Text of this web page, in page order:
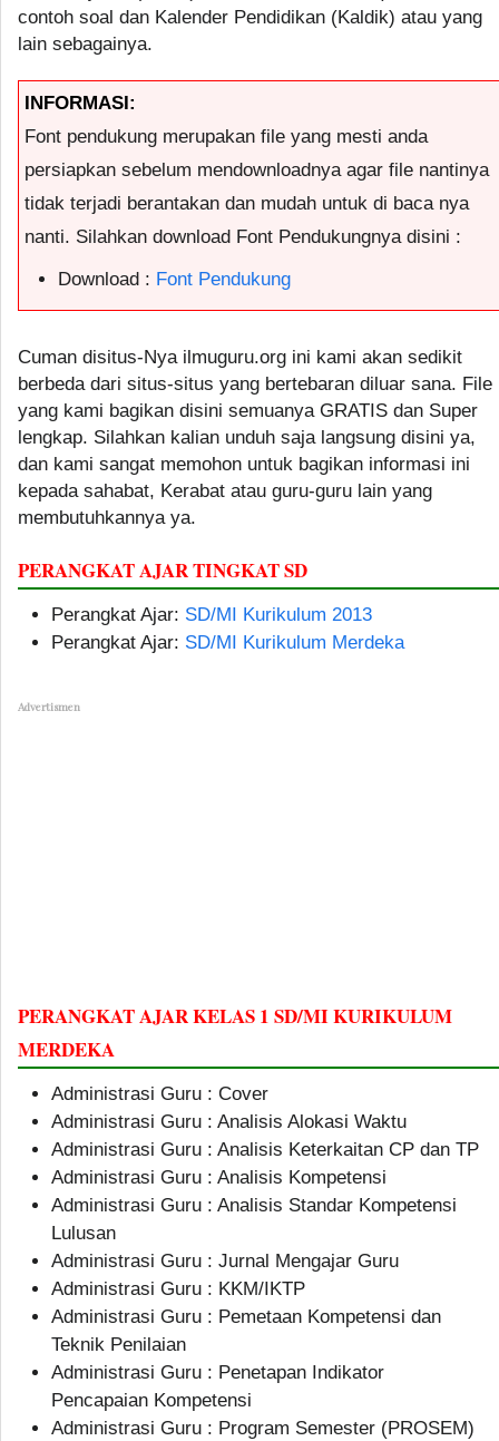
contoh soal dan Kalender Pendidikan (Kaldik) atau yang
lain sebagainya.
INFORMASI:
Font pendukung merupakan file yang mesti anda
persiapkan sebelum mendownloadnya agar file nantinya
tidak terjadi berantakan dan mudah untuk di baca nya
nanti. Silahkan download Font Pendukungnya disini :
Download : Font Pendukung
Cuman disitus-Nya ilmuguru.org ini kami akan sedikit
berbeda dari situs-situs yang bertebaran diluar sana. File
yang kami bagikan disini semuanya GRATIS dan Super
lengkap. Silahkan kalian unduh saja langsung disini ya,
dan kami sangat memohon untuk bagikan informasi ini
kepada sahabat, Kerabat atau guru-guru lain yang
membutuhkannya ya.
PERANGKAT AJAR TINGKAT SD
Perangkat Ajar: SD/MI Kurikulum 2013
Perangkat Ajar: SD/MI Kurikulum Merdeka
Advertismen
PERANGKAT AJAR KELAS 1 SD/MI KURIKULUM
MERDEKA
Administrasi Guru : Cover
Administrasi Guru : Analisis Alokasi Waktu
Administrasi Guru : Analisis Keterkaitan CP dan TP
Administrasi Guru : Analisis Kompetensi
Administrasi Guru : Analisis Standar Kompetensi
Lulusan
Administrasi Guru : Jurnal Mengajar Guru
Administrasi Guru : KKM/IKTP
Administrasi Guru : Pemetaan Kompetensi dan
Teknik Penilaian
Administrasi Guru : Penetapan Indikator
Pencapaian Kompetensi
Administrasi Guru : Program Semester (PROSEM)